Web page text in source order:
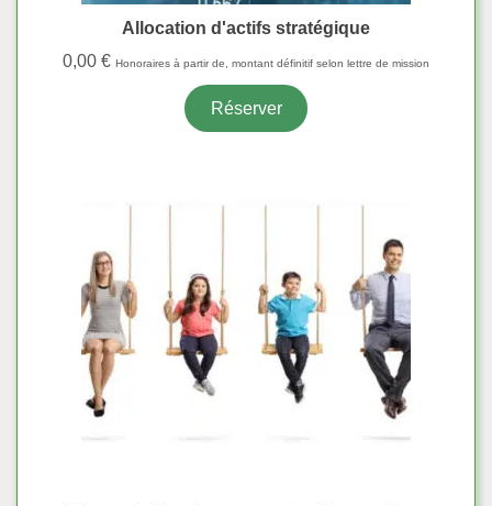
Allocation d'actifs stratégique
0,00 € Honoraires à partir de, montant définitif selon lettre de mission
Réserver